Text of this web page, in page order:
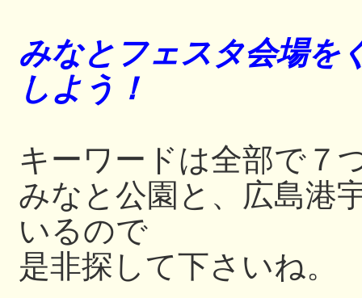
みなとフェスタ会場を
しよう！
キーワードは全部
みなと公園と、広島港
いるので
是非探して下さいね。